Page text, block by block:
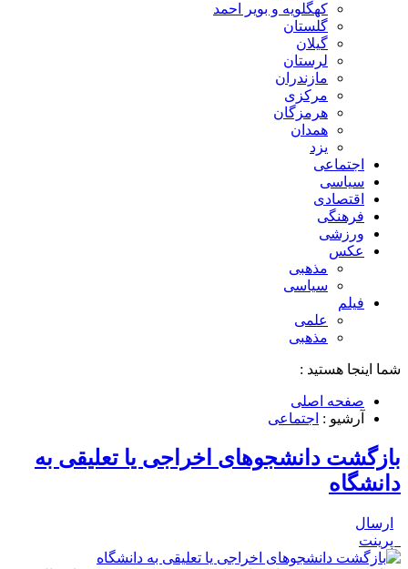
کهگلویه و بویر احمد
گلستان
گیلان
لرستان
مازندران
مرکزی
هرمزگان
همدان
یزد
اجتماعی
سیاسی
اقتصادی
فرهنگی
ورزشی
عکس
مذهبی
سیاسی
فیلم
علمی
مذهبی
شما اینجا هستید :
صفحه اصلی
آرشیو : اجتماعی
بازگشت دانشجوهای اخراجی یا تعلیقی به
دانشگاه
ارسال
پرینت